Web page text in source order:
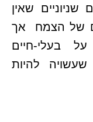
שאין
של הצמח אך
בעלי-חיים
להיות